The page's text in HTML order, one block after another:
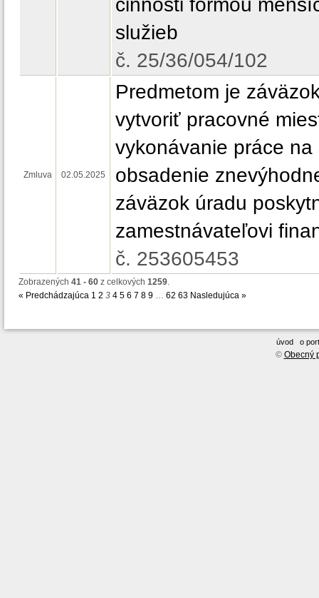
služieb
č. 25/36/054/102
Zmluva 02.05.2025
Predmetom je
vytvoriť pracovné
vykonávanie práce
obsadenie
záväzok úradu
zamestnávateľovi
č. 253605453
Zobrazených 41 - 60 z celkových 1259.
« Predchádzajúca 1 2 3 4 5 6 7 8 9 … 62 63 Nasledujúca »
úvod o
© Obecný